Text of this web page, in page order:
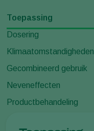
Toepassing
Dosering
Klimaatomstandigheden
Gecombineerd gebruik
Neveneffecten
Productbehandeling